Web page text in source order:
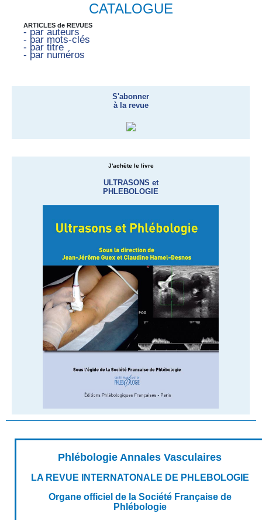
CATALOGUE
ARTICLES de REVUES
- par auteurs
- par mots-clés
- par titre
- par numéros
S'abonner
à la revue
J'achète le livre
ULTRASONS et
PHLEBOLOGIE
Phlébologie Annales Vasculaires
LA REVUE INTERNATONALE DE PHLEBOLOGIE
Organe officiel de la Société Française de
Phlébologie